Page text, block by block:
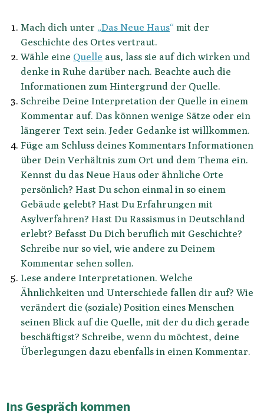
Mach dich unter „Das Neue Haus“ mit der
Geschichte des Ortes vertraut.
Wähle eine Quelle aus, lass sie auf dich wirken und
denke in Ruhe darüber nach. Beachte auch die
Informationen zum Hintergrund der Quelle.
Schreibe Deine Interpretation der Quelle in einem
Kommentar auf. Das können wenige Sätze oder ein
längerer Text sein. Jeder Gedanke ist willkommen.
Füge am Schluss deines Kommentars Informationen
über Dein Verhältnis zum Ort und dem Thema ein.
Kennst du das Neue Haus oder ähnliche Orte
persönlich? Hast Du schon einmal in so einem
Gebäude gelebt? Hast Du Erfahrungen mit
Asylverfahren? Hast Du Rassismus in Deutschland
erlebt? Befasst Du Dich beruflich mit Geschichte?
Schreibe nur so viel, wie andere zu Deinem
Kommentar sehen sollen.
Lese andere Interpretationen. Welche
Ähnlichkeiten und Unterschiede fallen dir auf? Wie
verändert die (soziale) Position eines Menschen
seinen Blick auf die Quelle, mit der du dich gerade
beschäftigst? Schreibe, wenn du möchtest, deine
Überlegungen dazu ebenfalls in einen Kommentar.
Ins Gespräch kommen